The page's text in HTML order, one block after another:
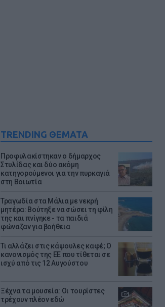
TRENDING ΘΕΜΑΤΑ
Προφυλακίστηκαν ο δήμαρχος
Στυλίδας και δύο ακόμη
κατηγορούμενοι για την πυρκαγιά
στη Βοιωτία
Τραγωδία στα Μάλια με νεκρή
μητέρα: Βούτηξε να σώσει τη φίλη
της και πνίγηκε - τα παιδιά
φώναζαν για βοήθεια
Τι αλλάζει στις κάψουλες καφέ; Ο
κανονισμός της ΕΕ που τίθεται σε
ισχύ από τις 12 Αυγούστου
Ξέχνα τα μουσεία: Οι τουρίστες
τρέχουν πλέον εδώ